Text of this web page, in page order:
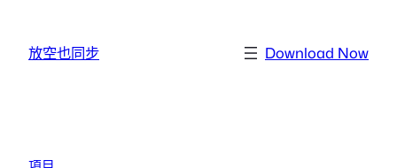
放空也同步 Download Now